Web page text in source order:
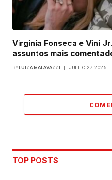
Virginia Fonseca e Vini
assuntos mais
BY LUIZA MALAVAZZI JULHO 27, 2026
TOP POSTS